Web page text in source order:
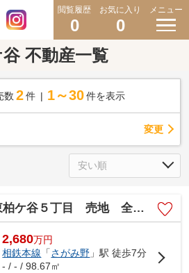
閲覧履歴
0
お気に入り
0
メニュー
不動産一覧
数 2 件 1～30 件を表示
変更
丁目 売地 全１区画【仲介手数料無料】
2,680万円
相鉄本線 「さがみ野 」駅 徒歩7分
- / - / 98.67㎡